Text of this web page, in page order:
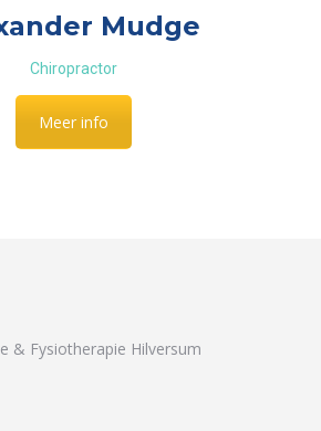
Mudge
Chiropractor
Meer info
& Fysiotherapie Hilversum